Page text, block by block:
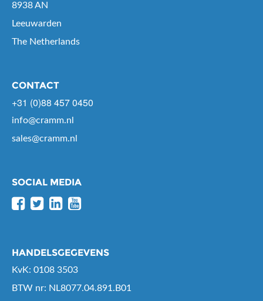
8938 AN
Leeuwarden
The Netherlands
CONTACT
+31 (0)88 457 0450
info@cramm.nl
sales@cramm.nl
SOCIAL MEDIA
HANDELSGEGEVENS
KvK: 0108 3503
BTW nr: NL8077.04.891.B01